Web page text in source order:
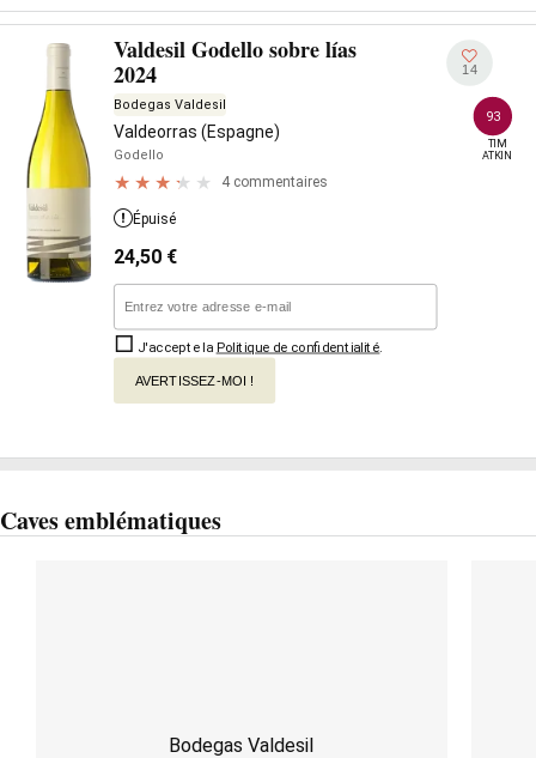
Valdesil Godello sobre lías
2024
Bodegas Valdesil
Valdeorras (Espagne)
Godello
4 commentaires
14
93
TIM
ATKIN
Épuisé
24,50 €
J'accepte la Politique de confidentialité
AVERTISSEZ-MOI !
Caves emblématiques
Bodegas Valdesil